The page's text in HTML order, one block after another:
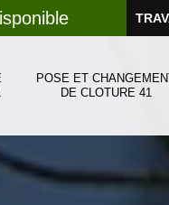
POSE ET
DE CLOTURE 41